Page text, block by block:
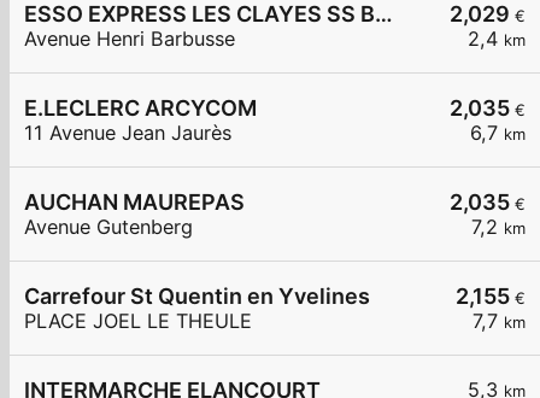
2,029 €
2,4 km
ESSO EXPRESS LES CLAYES SS BOIS LA VIGNERAIE
Avenue Henri Barbusse
2,035 €
6,7 km
E.LECLERC ARCYCOM
11 Avenue Jean Jaurès
2,035 €
7,2 km
AUCHAN MAUREPAS
Avenue Gutenberg
2,155 €
7,7 km
Carrefour St Quentin en Yvelines
PLACE JOEL LE THEULE
5,3 km
INTERMARCHE ELANCOURT